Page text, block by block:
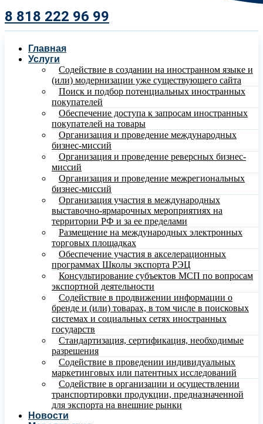
8 818 222 96 99​
Главная
Услуги
Содействие в создании на иностранном языке и
(или) модернизации уже существующего сайта
Поиск и подбор потенциальных иностранных
покупателей
Обеспечение доступа к запросам иностранных
покупателей на товары
Организация и проведение международных
бизнес-миссий
Организация и проведение реверсных бизнес-
миссий
Организация и проведение межрегиональных
бизнес-миссий
Организация участия в международных
выставочно-ярмарочных мероприятиях на
территории РФ и за ее пределами
Размещение на международных электронных
торговых площадках
Обеспечение участия в акселерационных
программах Школы экспорта РЭЦ
Консультирование субъектов МСП по вопросам
экспортной деятельности
Содействие в продвижении информации о
бренде и (или) товарах, в том числе в поисковых
системах и социальных сетях иностранных
государств
Стандартизация, сертификация, необходимые
разрешения
Содействие в проведении индивидуальных
маркетинговых или патентных исследований
Содействие в организации и осуществлении
транспортировки продукции, предназначенной
для экспорта на внешние рынки
Новости